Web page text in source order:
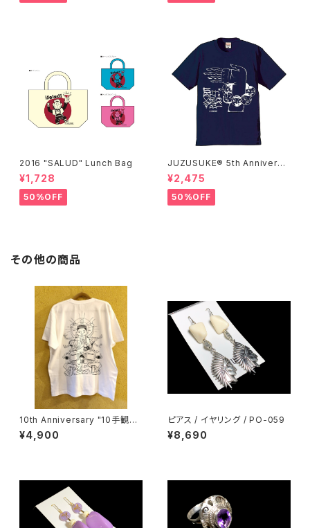
2016 "SALUD" Lunch Bag
¥1,728
50%OFF
JUZUSUKE® 5th Anniversa
ry Tee
¥2,475
50%OFF
その他の商品
10th Anniversary "10手観音"
Tee
¥4,900
ピアス / イヤリング / PO-059
¥8,690